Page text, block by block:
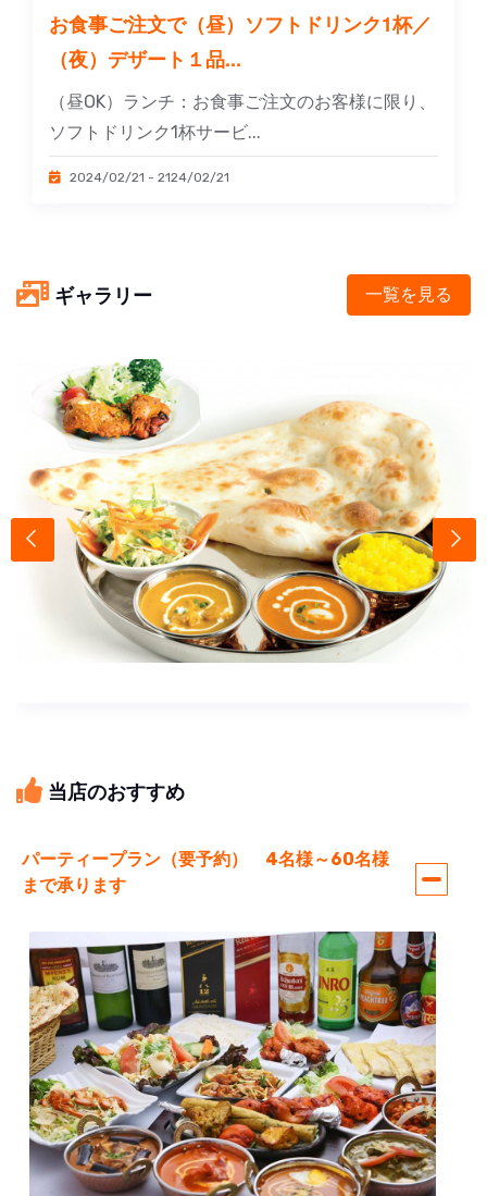
お食事ご注文で（昼）ソフトドリンク1杯／
（夜）デザート１品...
（昼OK）ランチ：お食事ご注文のお客様に限り、
ソフトドリンク1杯サービ...
2024/02/21 - 2124/02/21
ギャラリー 一覧を見る
当店のおすすめ
パーティープラン（要予約） 4名様～60名様
まで承ります